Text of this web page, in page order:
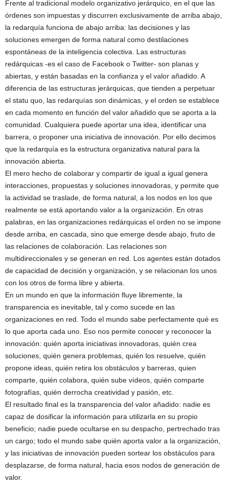
Frente al tradicional modelo organizativo jerárquico, en el que las
órdenes son impuestas y discurren exclusivamente de arriba abajo,
la redarquía funciona de abajo arriba: las decisiones y las
soluciones emergen de forma natural como destilaciones
espontáneas de la inteligencia colectiva. Las estructuras
redárquicas -es el caso de Facebook o Twitter- son planas y
abiertas, y están basadas en la confianza y el valor añadido. A
diferencia de las estructuras jerárquicas, que tienden a perpetuar
el statu quo, las redarquías son dinámicas, y el orden se establece
en cada momento en función del valor añadido que se aporta a la
comunidad. Cualquiera puede aportar una idea, identificar una
barrera, o proponer una iniciativa de innovación. Por ello decimos
que la redarquía es la estructura organizativa natural para la
innovación abierta.
El mero hecho de colaborar y compartir de igual a igual genera
interacciones, propuestas y soluciones innovadoras, y permite que
la actividad se traslade, de forma natural, a los nodos en los que
realmente se está aportando valor a la organización. En otras
palabras, en las organizaciones redárquicas el orden no se impone
desde arriba, en cascada, sino que emerge desde abajo, fruto de
las relaciones de colaboración. Las relaciones son
multidireccionales y se generan en red. Los agentes están dotados
de capacidad de decisión y organización, y se relacionan los unos
con los otros de forma libre y abierta.
En un mundo en que la información fluye libremente, la
transparencia es inevitable, tal y como sucede en las
organizaciones en red. Todo el mundo sabe perfectamente qué es
lo que aporta cada uno. Eso nos permite conocer y reconocer la
innovación: quién aporta iniciativas innovadoras, quién crea
soluciones, quién genera problemas, quién los resuelve, quién
propone ideas, quién retira los obstáculos y barreras, quien
comparte, quién colabora, quién sube vídeos, quién comparte
fotografías, quién derrocha creatividad y pasión, etc.
El resultado final es la transparencia del valor añadido: nadie es
capaz de dosificar la información para utilizarla en su propio
beneficio; nadie puede ocultarse en su despacho, pertrechado tras
un cargo; todo el mundo sabe quién aporta valor a la organización,
y las iniciativas de innovación pueden sortear los obstáculos para
desplazarse, de forma natural, hacia esos nodos de generación de
valor.